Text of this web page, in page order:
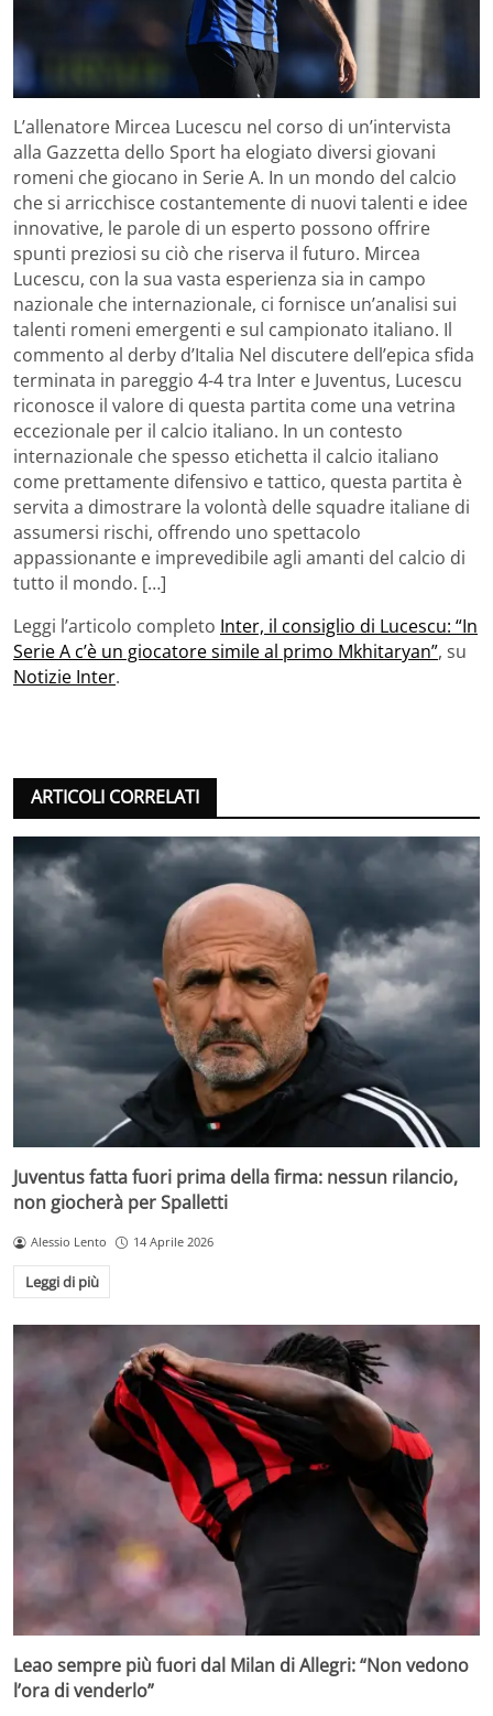
L’allenatore Mircea Lucescu nel corso di un’intervista
alla Gazzetta dello Sport ha elogiato diversi giovani
romeni che giocano in Serie A. In un mondo del calcio
che si arricchisce costantemente di nuovi talenti e idee
innovative, le parole di un esperto possono offrire
spunti preziosi su ciò che riserva il futuro. Mircea
Lucescu, con la sua vasta esperienza sia in campo
nazionale che internazionale, ci fornisce un’analisi sui
talenti romeni emergenti e sul campionato italiano. Il
commento al derby d’Italia Nel discutere dell’epica sfida
terminata in pareggio 4-4 tra Inter e Juventus, Lucescu
riconosce il valore di questa partita come una vetrina
eccezionale per il calcio italiano. In un contesto
internazionale che spesso etichetta il calcio italiano
come prettamente difensivo e tattico, questa partita è
servita a dimostrare la volontà delle squadre italiane di
assumersi rischi, offrendo uno spettacolo
appassionante e imprevedibile agli amanti del calcio di
tutto il mondo. […]
Leggi l’articolo completo Inter, il consiglio di Lucescu: “In
Serie A c’è un giocatore simile al primo Mkhitaryan”, su
Notizie Inter.
ARTICOLI CORRELATI
Juventus fatta fuori prima della firma: nessun rilancio,
non giocherà per Spalletti
Alessio Lento 14 Aprile 2026
Leggi di più
Leao sempre più fuori dal Milan di Allegri: “Non vedono
l’ora di venderlo”